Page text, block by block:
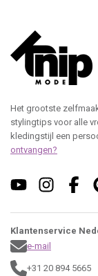
Het grootste
stylingtips voor alle
kledingstijl een
ontvangen?
Klantenservice
e-mail
+31 20 894 5665